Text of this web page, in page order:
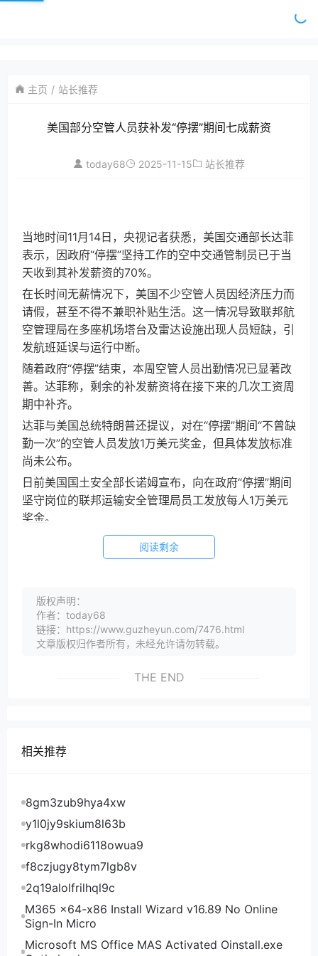
主页 站长推荐
美国部分空管人员获补发“停摆”期间七成薪资
today68 2025-11-15 站长推荐
当地时间11月14日，央视记者获悉，美国交通部长达菲
表示，因政府“停摆”坚持工作的空中交通管制员已于当
天收到其补发薪资的70%。
在长时间无薪情况下，美国不少空管人员因经济压力而
请假，甚至不得不兼职补贴生活。这一情况导致联邦航
空管理局在多座机场塔台及雷达设施出现人员短缺，引
发航班延误与运行中断。
随着政府“停摆”结束，本周空管人员出勤情况已显著改
善。达菲称，剩余的补发薪资将在接下来的几次工资周
期中补齐。
达菲与美国总统特朗普还提议，对在“停摆”期间“不曾缺
勤一次”的空管人员发放1万美元奖金，但具体发放标准
尚未公布。
日前美国国土安全部长诺姆宣布，向在政府“停摆”期间
坚守岗位的联邦运输安全管理局员工发放每人1万美元
奖金。
阅读剩余
版权声明：
作者：today68
链接：https://www.guzheyun.com/7476.html
文章版权归作者所有，未经允许请勿转载。
THE END
相关推荐
8gm3zub9hya4xw
y1l0jy9skium8l63b
rkg8whodi6118owua9
f8czjugy8tym7lgb8v
2q19alolfrilhql9c
M365 x64-x86 Install Wizard v16.89 No Online
Sign-In Micro
Microsoft MS Office MAS Activated Oinstall.exe